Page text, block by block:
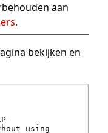
aan
.
bekijken en